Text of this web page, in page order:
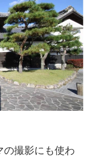
の撮影にも使わ